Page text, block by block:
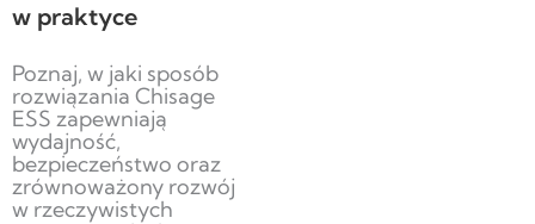
w praktyce
Poznaj, w jaki sposób
rozwiązania Chisage
ESS zapewniają
wydajność,
bezpieczeństwo oraz
zrównoważony rozwój
w rzeczywistych